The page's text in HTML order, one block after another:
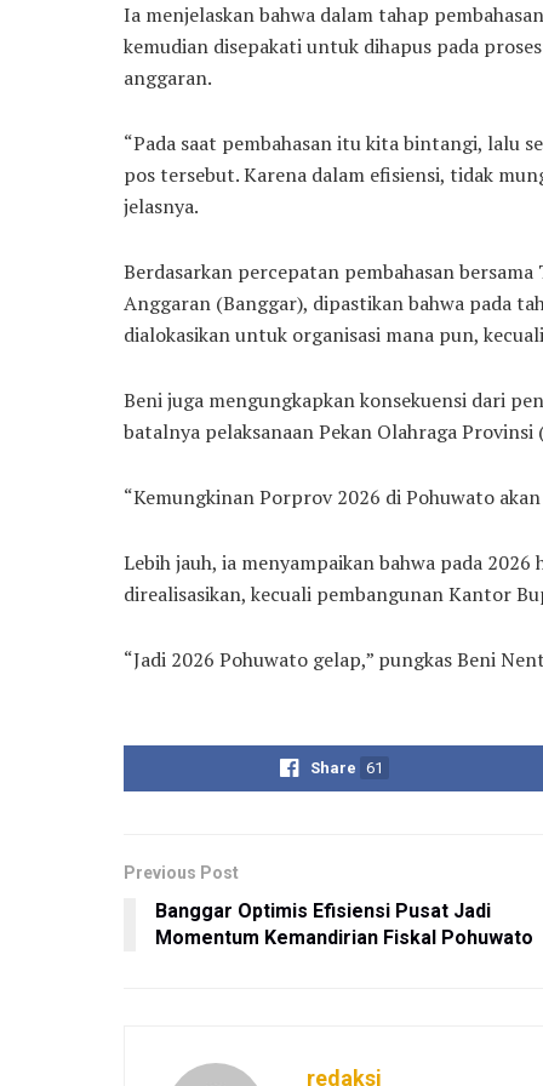
Ia menjelaskan bahwa dalam tahap
kemudian disepakati untuk dihapus pada
anggaran.
“Pada saat pembahasan itu kita bintangi, lalu
pos tersebut. Karena dalam efisiensi, tidak
jelasnya.
Berdasarkan percepatan pembahasan
Anggaran (Banggar), dipastikan bahwa pada
dialokasikan untuk organisasi mana pun,
Beni juga mengungkapkan konsekuensi dari
batalnya pelaksanaan Pekan Olahraga
“Kemungkinan Porprov 2026 di Pohuwato
Lebih jauh, ia menyampaikan bahwa pada
direalisasikan, kecuali pembangunan Kantor
“Jadi 2026 Pohuwato gelap,” pungkas Beni
Share 61
Previous Post
Banggar Optimis Efisiensi Pusat Jadi
Momentum Kemandirian Fiskal Pohuwato
redaksi